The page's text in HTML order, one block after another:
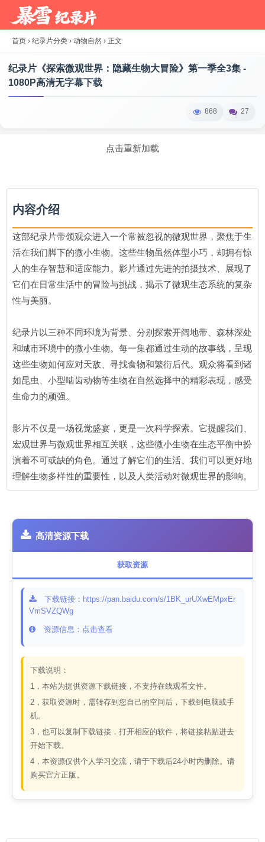
首页 › 纪录片分类 › 动物自然 › 正文
纪录片《探索微观世界：隐藏生物大冒险》第一季全3集 -
1080P高清无字幕下载
868 27
点击重新加载
内容介绍
这部纪录片带领观众进入一个常被忽视的微观世界，聚焦于生
活在我们脚下的微小生物。这些生物虽然体型小巧，却拥有惊
人的生存智慧和适应能力。影片通过先进的拍摄技术、展现了
它们在日常生活中的冒险与挑战，揭示了微观生态系统的复杂
性与美丽。
纪录片以三种不同环境为背景、分别探索开阔地带、森林深处
和城市环境中的微小生物。每一集都通过生动的故事线，呈现
这些生物如何应对天敌、寻找食物和繁衍后代。观众将看到诸
如昆虫、小型啮齿动物等生物在自然选择中的精彩表现，感受
生命力的顽强。
影片不仅是一场视觉盛宴，更是一次科学探索。它提醒我们、
宏观世界与微观世界相互关联，这些微小生物在生态平衡中扮
演着不可或缺的角色。通过了解它们的生活、我们可以更好地
理解生物多样性的重要性，以及人类活动对微观世界的影响。
高清资源下载
获取资源
下载链接：https://pan.baidu.com/s/1BK_urUXwEMpxEr
VmSVZQWg
资源信息：点击查看
下载说明：
1，本站为提供资源下载链接，不支持在线观看文件。
2，获取资源时，需转存到您自己的空间后，下载到电脑或手
机。
3，也可以复制下载链接，打开相应的软件，将链接粘贴进去
开始下载。
4，本资源仅供个人学习交流，请于下载后24小时内删除。请
购买官方正版。